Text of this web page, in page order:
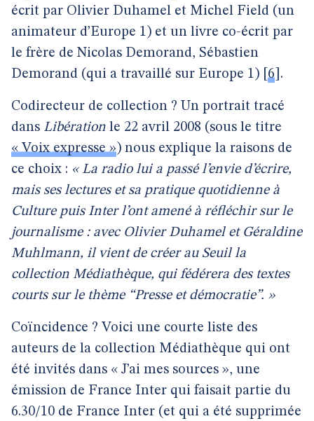
écrit par Olivier Duhamel et Michel Field (un
animateur d’Europe 1) et un livre co-écrit par
le frère de Nicolas Demorand, Sébastien
Demorand (qui a travaillé sur Europe 1) 6 .
Codirecteur de collection ? Un portrait tracé
dans Libération le 22 avril 2008 (sous le titre
« Voix expresse ») nous explique la raisons de
ce choix : « La radio lui a passé l’envie d’écrire,
mais ses lectures et sa pratique quotidienne à
Culture puis Inter l’ont amené à réfléchir sur le
journalisme : avec Olivier Duhamel et Géraldine
Muhlmann, il vient de créer au Seuil la
collection Médiathèque, qui fédérera des textes
courts sur le thème “Presse et démocratie”. »
Coïncidence ? Voici une courte liste des
auteurs de la collection Médiathèque qui ont
été invités dans « J’ai mes sources », une
émission de France Inter qui faisait partie du
6.30/10 de France Inter (et qui a été supprimée